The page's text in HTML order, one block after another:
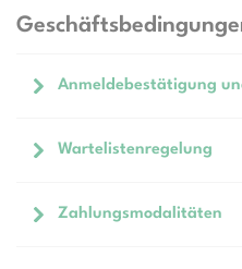
Anmeldebestätigung
Wartelistenregelung
Zahlungsmodalitäten